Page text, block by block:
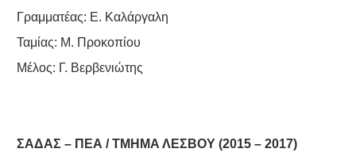
Γραμματέας: Ε. Καλάργαλη
Ταμίας: Μ. Προκοπίου
Μέλος: Γ. Βερβενιώτης
ΣΑΔΑΣ – ΠΕΑ / ΤΜΗΜΑ ΛΕΣΒΟΥ (2015 – 2017)